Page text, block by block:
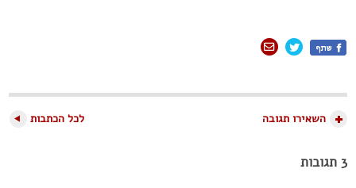
השאירו תגובה לכל הכתבות
3 תגובות